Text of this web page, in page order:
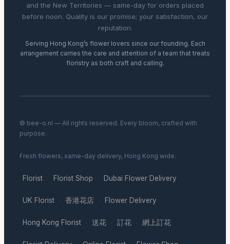
and the New Territories — same-day for orders placed
before noon. Quality is our promise; your satisfaction, our
reputation.
Serving Hong Kong’s flower lovers since our founding. Each
arrangement carries the care and attention of a team that treats
floristry as both craft and calling.
© bee-o.nl — All rights reserved. Every bloom, crafted with
purpose.
Fresh flowers, same-day delivery, Hong Kong wide.
Florist · Florist Shop · Dubai Flower Delivery ·
UK Florist · 香港花店 · Flower Delivery ·
Hong Kong Florist · 送花 · 訂花 · 網上訂花 ·